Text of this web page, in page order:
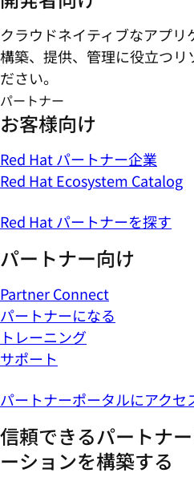
クラウドネイティブなアプ
構築、提供、管理に役立つリ
ださい。
パートナー
お客様向け
Red Hat パートナー企業
Red Hat Ecosystem Catalog
Red Hat パートナーを探す
パートナー向け
Partner Connect
パートナーになる
トレーニング
サポート
パートナーポータルにアクセ
信頼できるパートナ
ーションを構築する